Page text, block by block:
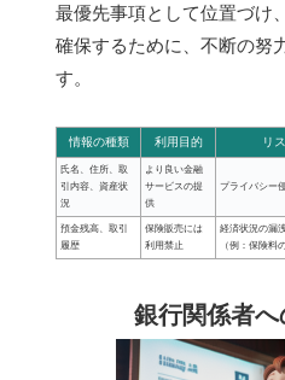
最優先事項として位置づけ、
確保するために、不断の努
す。
情報の種類 利用目的 リ
氏名、住所、取
引内容、資産状
況
より良い金融
サービスの提
供
プライバシー
預金残高、取引
履歴
保険販売には
利用禁止
経済状況の漏
（例：保険料
銀行関係者へ